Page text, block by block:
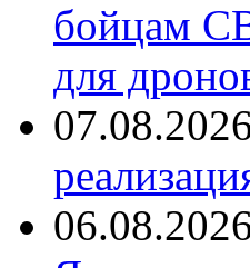
бойцам
для